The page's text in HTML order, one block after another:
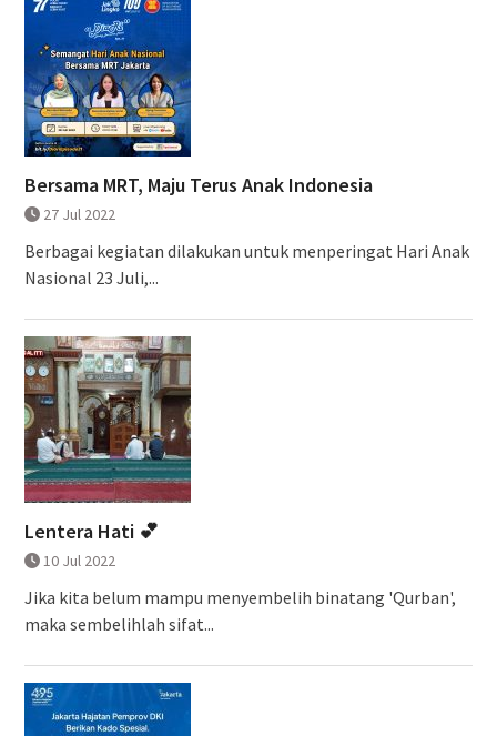
Bersama MRT, Maju Terus Anak Indonesia
27 Jul 2022
Berbagai kegiatan dilakukan untuk menperingat Hari Anak
Nasional 23 Juli,...
Lentera Hati 💕
10 Jul 2022
Jika kita belum mampu menyembelih binatang 'Qurban',
maka sembelihlah sifat...